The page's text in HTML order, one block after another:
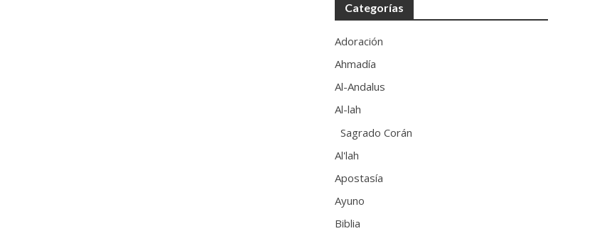
Categorías
Adoración
Ahmadía
Al-Andalus
Al-lah
Sagrado Corán
Al'lah
Apostasía
Ayuno
Biblia